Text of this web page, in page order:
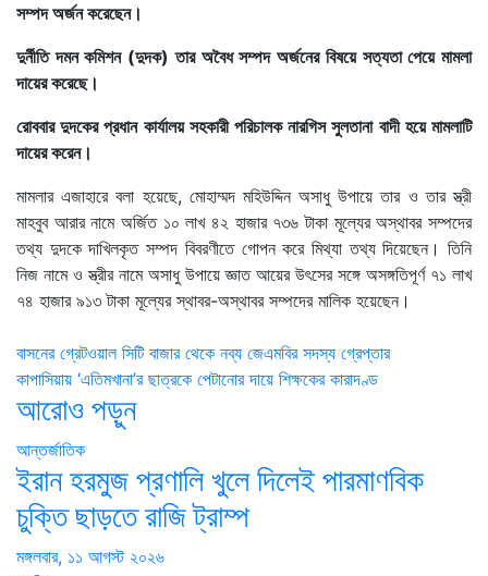
সম্পদ অর্জন করেছেন।
দুর্নীতি দমন কমিশন (দুদক) তার অবৈধ সম্পদ অর্জনের বিষয়ে সত্যতা পেয়ে মামলা
দায়ের করেছে।
রোববার দুদকের প্রধান কার্যালয় সহকারী পরিচালক নারগিস সুলতানা বাদী হয়ে মামলাটি
দায়ের করেন।
মামলার এজাহারে বলা হয়েছে, মোহাম্মদ মহিউদ্দিন অসাধু উপায়ে তার ও তার স্ত্রী
মাহবুব আরার নামে অর্জিত ১০ লাখ ৪২ হাজার ৭৩৬ টাকা মূল্যের অস্থাবর সম্পদের
তথ্য দুদকে দাখিলকৃত সম্পদ বিবরণীতে গোপন করে মিথ্যা তথ্য দিয়েছেন। তিনি
নিজ নামে ও স্ত্রীর নামে অসাধু উপায়ে জ্ঞাত আয়ের উৎসের সঙ্গে অসঙ্গতিপূর্ণ ৭১ লাখ
৭৪ হাজার ৯১৩ টাকা মূল্যের স্থাবর-অস্থাবর সম্পদের মালিক হয়েছেন।
Post
navigation
বাসনের গ্রেটওয়াল সিটি বাজার থেকে নব্য জেএমবির সদস্য গ্রেপ্তার
কাপাসিয়ায় ‘এতিমখানা’র ছাত্রকে পেটানোর দায়ে শিক্ষকের কারাদণ্ড
আরোও পড়ুন
আন্তর্জাতিক
ইরান হরমুজ প্রণালি খুলে দিলেই পারমাণবিক
চুক্তি ছাড়তে রাজি ট্রাম্প
মঙ্গলবার, ১১ আগস্ট ২০২৬